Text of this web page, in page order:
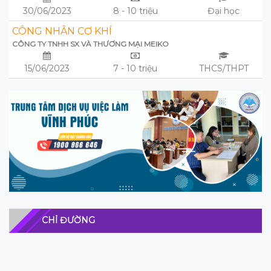
30/06/2023 8 - 10 triệu Đại học
CÔNG NHÂN CƠ KHÍ
CÔNG TY TNHH SX VÀ THƯƠNG MẠI MEIKO
15/06/2023 7 - 10 triệu THCS/THPT
CHỈ ĐƯỜNG